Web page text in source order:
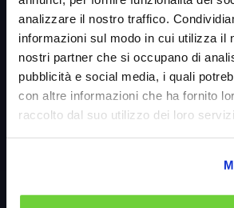
analizzare il nostro traffico.
informazioni sul modo in cui utilizza il
nostri partner che si occupano di
pubblicità e social media, i quali
con altre informazioni che ha fornito
raccolto dal suo utilizzo dei loro
torna all'elenco